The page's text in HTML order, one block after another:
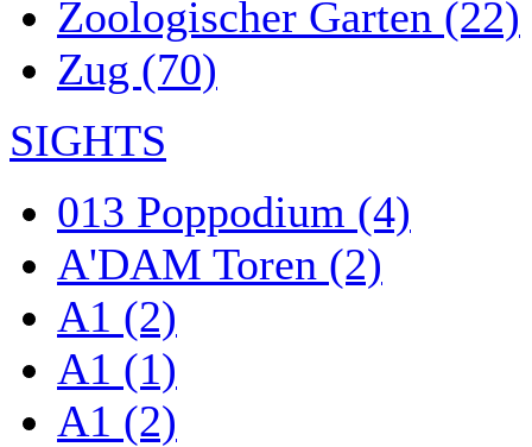
Zoologischer Garten (22)
Zug (70)
SIGHTS
013 Poppodium (4)
A'DAM Toren (2)
A1 (2)
A1 (1)
A1 (2)